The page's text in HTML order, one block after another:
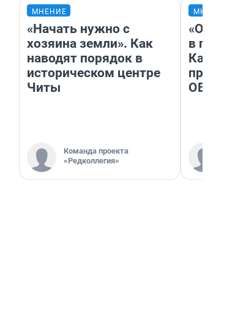
МНЕНИЕ
«Начать нужно с
хозяина земли». Как
наводят порядок в
историческом центре
Читы
Команда проекта
«Редколлегия»
в
Как в
ОВЗ